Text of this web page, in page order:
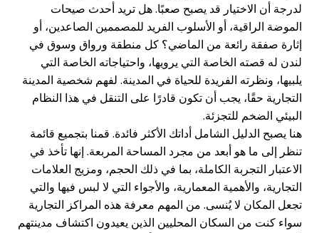
لدرجة أن الاختيار قد يصبح صعبًا. هل تريد أحدث صيحات
الموضة الراقية، أو الأسلوب الفريد للمصممين الصاعدين، أو
إثارة صفقة رائعة من الماضي؟ كل منطقة ورواق وسوق في
لندن له قصته الخاصة التي يرويها، واحتياجاته الخاصة التي
يلبيها، ونظرته الفريدة للحياة في المدينة. لفهم شخصية المدينة
التجارية حقًا، يجب أن تكون قادرًا على التنقل في هذا النظام
البيئي الضخم للتجزئة.
هنا يصبح الدليل الشامل أداتك الأكثر فائدة. قمنا بتجميع قائمة
تنظر إلى ما هو أبعد من مجرد المساحة المربعة. إنها تأخذ في
الاعتبار التجربة الكاملة، بما في ذلك الحجم، ومزيج العلامات
التجارية، والأهمية المعمارية، والأجواء التي لا لبس فيها والتي
تجعل المكان لا يُنسى. من المهم معرفة هذه المراكز التجارية
سواء كنت من السكان المحليين الذين يعيدون اكتشاف مدينتهم